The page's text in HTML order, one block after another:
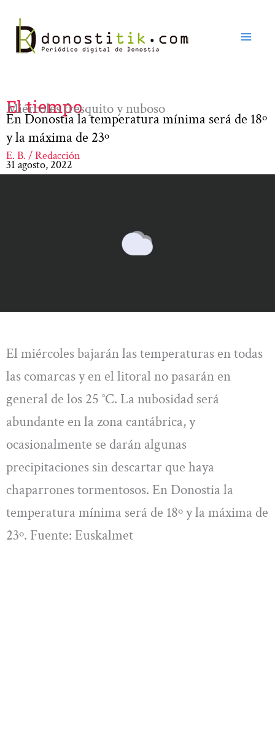
contenido
El tiempo
Miércoles fresquito y nuboso
En Donostia la temperatura mínima será de 18º
y la máxima de 23º
E. B. / Redacción
31 agosto, 2022
El miércoles bajarán las temperaturas en todas
las comarcas y en el litoral no pasarán en
general de los 25 °C. La nubosidad será
abundante en la zona cantábrica, y
ocasionalmente se darán algunas
precipitaciones sin descartar que haya
chaparrones tormentosos. En Donostia la
temperatura mínima será de 18º y la máxima de
23º. Fuente: Euskalmet